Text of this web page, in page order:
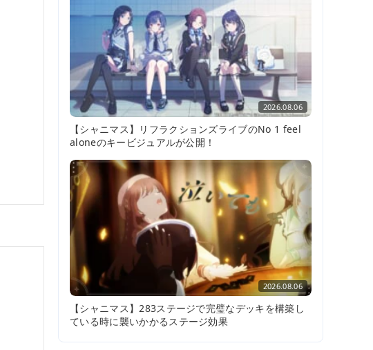
2026.08.06
【シャニマス】リフラクションズライブのNo 1 feel
aloneのキービジュアルが公開！
2026.08.06
【シャニマス】283ステージで完璧なデッキを構築し
ている時に襲いかかるステージ効果